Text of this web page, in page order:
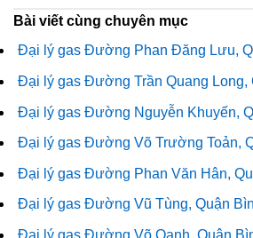
Bài viết cùng chuyên mục
Đại lý gas Đường Phan Đăng Lưu,
Đại lý gas Đường Trần Quang Long,
Đại lý gas Đường Nguyễn Khuyến,
Đại lý gas Đường Võ Trường Toản,
Đại lý gas Đường Phan Văn Hân,
Đại lý gas Đường Vũ Tùng, Quận
Đại lý gas Đường Võ Oanh, Quận